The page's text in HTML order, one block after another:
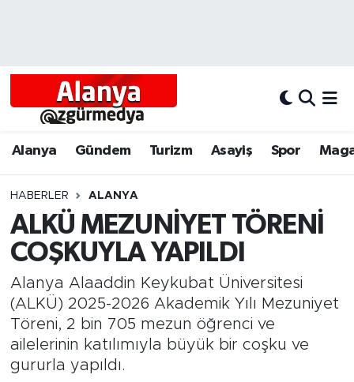
Alanya Gündem Turizm Asayiş Spor
HABERLER ALANYA
ALKÜ MEZUNİYET TÖRENİ
COŞKUYLA YAPILDI
Alanya Alaaddin Keykubat Üniversitesi
(ALKÜ) 2025-2026 Akademik Yılı Mezuniyet
Töreni, 2 bin 705 mezun öğrenci ve
ailelerinin katılımıyla büyük bir coşku ve
gururla yapıldı.
Alanyum
Bölgesel
Dünya
Eğitim
Ekonomi
Alanya Hava Durumu
Tüm Manşetler
Son Dakika Haberleri
Haber Arşivi